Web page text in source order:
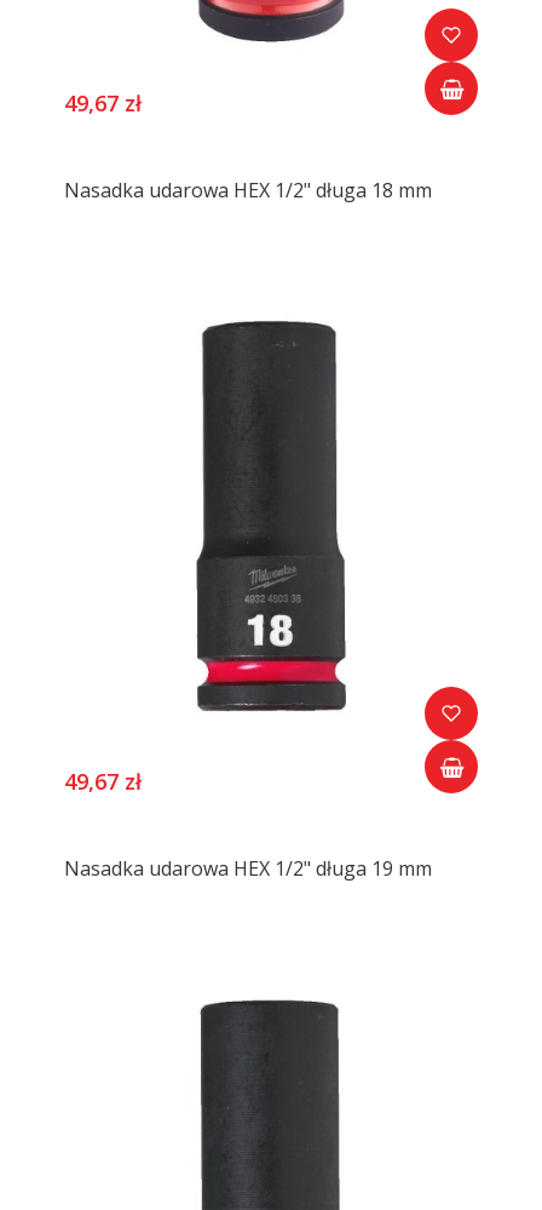
49,67 zł
Nasadka udarowa HEX 1/2" długa 18 mm
49,67 zł
Nasadka udarowa HEX 1/2" długa 19 mm